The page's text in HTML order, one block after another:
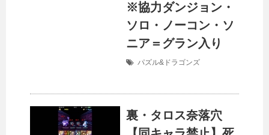
※協力ダンジョン・
ソロ・ノーコン・ソ
ニア＝グラン入り
パズル&ドラゴンズ
裏・タロス奈落穴